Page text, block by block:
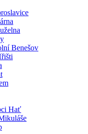
Benešov
Hať